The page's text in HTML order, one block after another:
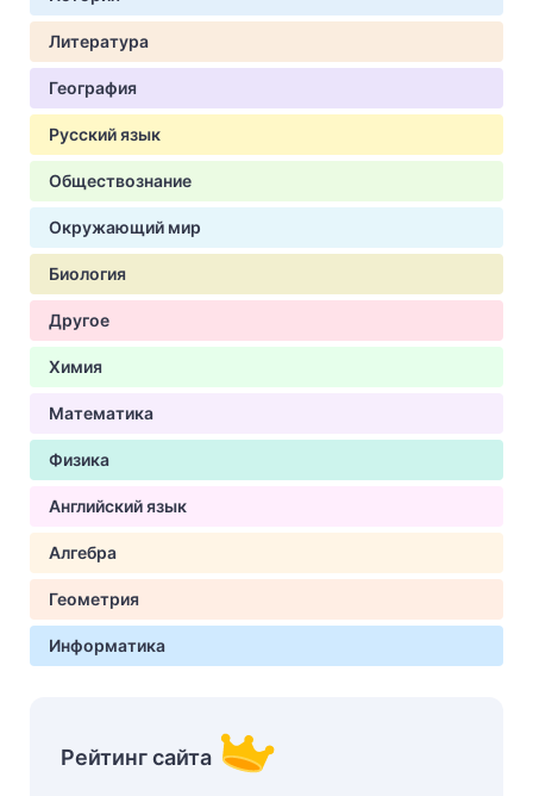
Литература
География
Русский язык
Обществознание
Окружающий мир
Биология
Другое
Химия
Математика
Физика
Английский язык
Алгебра
Геометрия
Информатика
Рейтинг сайта